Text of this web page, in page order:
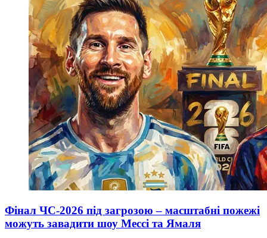
Фінал ЧС-2026 під загрозою – масштабні пожежі
можуть завадити шоу Мессі та Ямаля